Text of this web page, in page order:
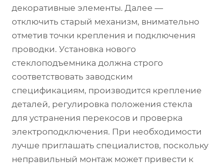
декоративные элементы. Далее —
отключить старый механизм, внимательно
отметив точки крепления и подключения
проводки. Установка нового
стеклоподъемника должна строго
соответствовать заводским
спецификациям, производится крепление
деталей, регулировка положения стекла
для устранения перекосов и проверка
электроподключения. При необходимости
лучше приглашать специалистов, поскольку
неправильный монтаж может привести к